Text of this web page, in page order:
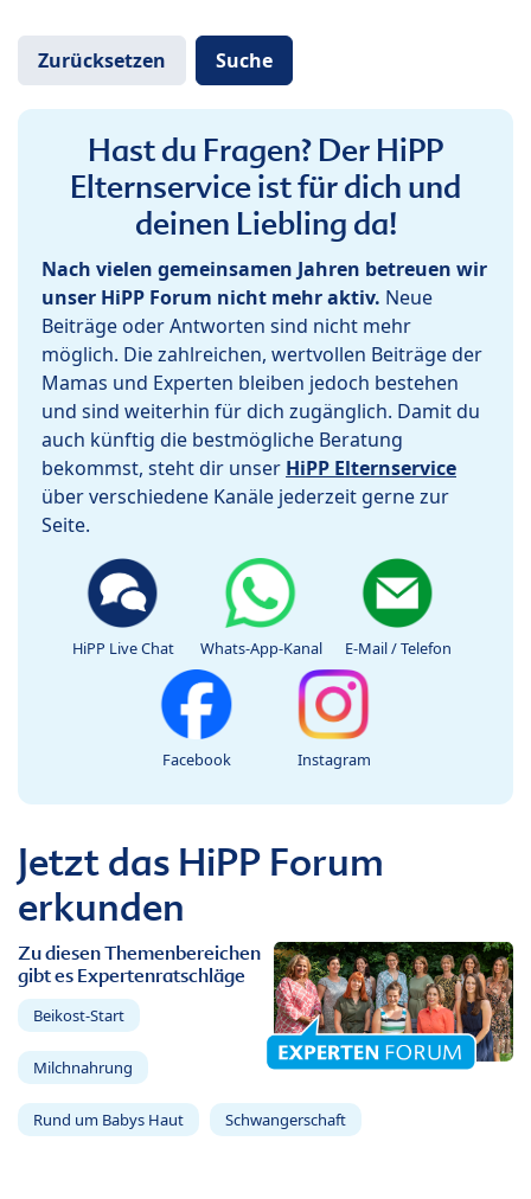
Hast du Fragen? Der HiPP
Elternservice ist für dich und
deinen Liebling da!
Nach vielen gemeinsamen Jahren betreuen wir
unser HiPP Forum nicht mehr aktiv. Neue
Beiträge oder Antworten sind nicht mehr
möglich. Die zahlreichen, wertvollen Beiträge der
Mamas und Experten bleiben jedoch bestehen
und sind weiterhin für dich zugänglich. Damit du
auch künftig die bestmögliche Beratung
bekommst, steht dir unser HiPP Elternservice
über verschiedene Kanäle jederzeit gerne zur
Seite.
HiPP Live Chat Whats-App-Kanal E-Mail / Telefon
Facebook Instagram
Jetzt das HiPP Forum
erkunden
Zu diesen Themenbereichen
gibt es Expertenratschläge
Beikost-Start
Milchnahrung
Rund um Babys Haut Schwangerschaft